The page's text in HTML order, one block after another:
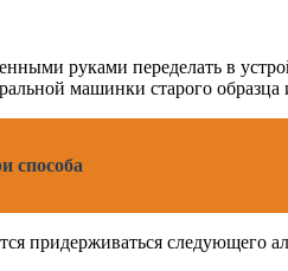
руками переделать в
машинки старого
способа
придерживаться следующего